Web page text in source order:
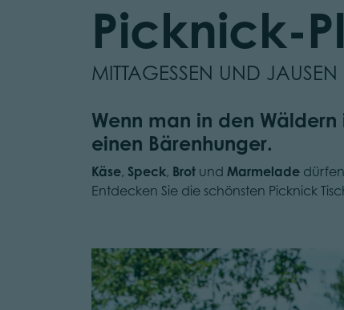
Picknick-
MITTAGESSEN UND
Wenn man in den
einen Bärenhunger.
Käse, Speck, Brot und Marmelade
Entdecken Sie die schönsten Picknick